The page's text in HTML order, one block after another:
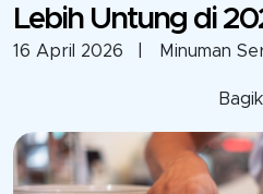
Lebih Untung di
16 April 2026 | Minuman